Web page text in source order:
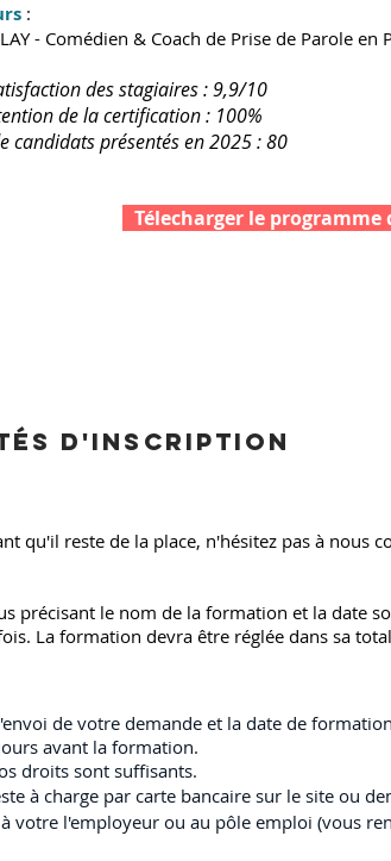
:
- Comédien & Coach de Prise de Parole en
des stagiaires : 9,9/10
de la certification : 100%
candidats présentés en 2025 : 80
Télecharger le programme
D'inscription
qu'il reste de la place, n'hésitez pas à nous
précisant le nom de la formation et la date
is. La formation devra être réglée dans sa
de votre demande et la date de
avant la formation.
droits sont suffisants.
à charge par carte bancaire sur le site ou
votre l'employeur ou au pôle emploi (vous